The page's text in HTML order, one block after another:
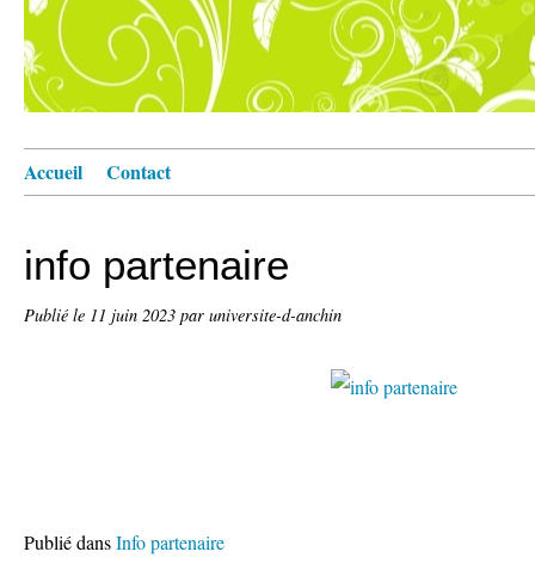
Accueil Contact
info partenaire
Publié le 11 juin 2023 par universite-d-anchin
Publié dansInfo partenaire